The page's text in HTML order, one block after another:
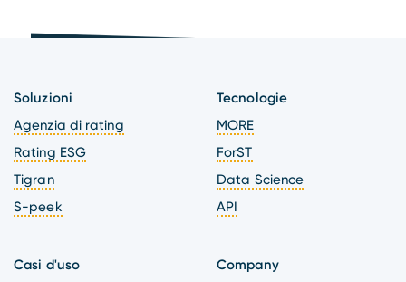
Soluzioni
Agenzia di rating
Rating ESG
Tigran
S-peek
Tecnologie
MORE
ForST
Data Science
API
Casi d'uso
Company